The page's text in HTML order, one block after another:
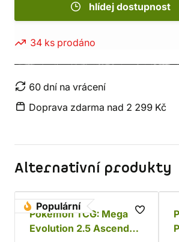
hlídej dostupnost
34 ks prodáno
60 dní na vrácení
Doprava zdarma nad 2 299 Kč
Alternativní produkty
Populární
Pokémon TCG: Mega
Evolution 2.5 Ascended